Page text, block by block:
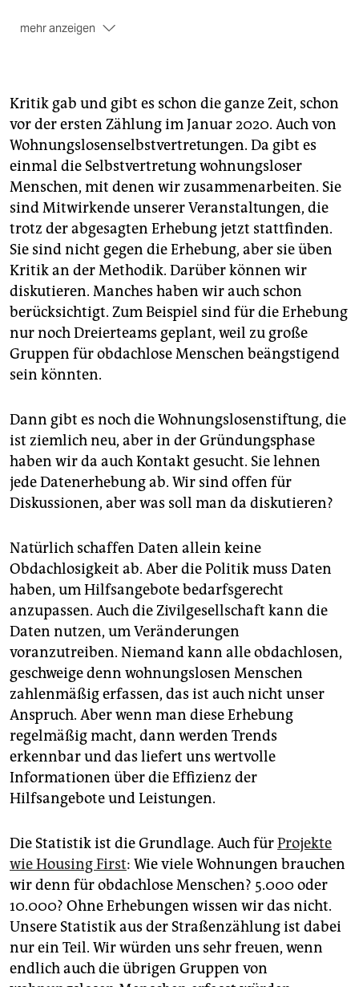
mehr anzeigen
Selbstvertretung wohnungsloser Menschen
organisiert der VskA außerdem am 22. und 24. Juni
die „Zeit für Gespräche“, zu denen obdachlose
Menschen und die bislang angemeldeten Freiwilligen
eingeladen sind.(mah)
Kritik gab und gibt es schon die ganze Zeit, schon
vor der ersten Zählung im Januar 2020. Auch von
Wohnungslosenselbstvertretungen. Da gibt es
einmal die Selbstvertretung wohnungsloser
Menschen, mit denen wir zusammenarbeiten. Sie
sind Mitwirkende unserer Veranstaltungen, die
trotz der abgesagten Erhebung jetzt stattfinden.
Sie sind nicht gegen die Erhebung, aber sie üben
Kritik an der Methodik. Darüber können wir
diskutieren. Manches haben wir auch schon
berücksichtigt. Zum Beispiel sind für die Erhebung
nur noch Dreierteams geplant, weil zu große
Gruppen für obdachlose Menschen beängstigend
sein könnten.
Dann gibt es noch die Wohnungslosenstiftung, die
ist ziemlich neu, aber in der Gründungsphase
haben wir da auch Kontakt gesucht. Sie lehnen
jede Datenerhebung ab. Wir sind offen für
Diskussionen, aber was soll man da diskutieren?
Natürlich schaffen Daten allein keine
Obdachlosigkeit ab. Aber die Politik muss Daten
haben, um Hilfsangebote bedarfsgerecht
anzupassen. Auch die Zivilgesellschaft kann die
Daten nutzen, um Veränderungen
voranzutreiben. Niemand kann alle obdachlosen,
geschweige denn wohnungslosen Menschen
zahlenmäßig erfassen, das ist auch nicht unser
Anspruch. Aber wenn man diese Erhebung
regelmäßig macht, dann werden Trends
erkennbar und das liefert uns wertvolle
Informationen über die Effizienz der
Hilfsangebote und Leistungen.
Die Statistik ist die Grundlage. Auch fürProjekte
wie Housing First: Wie viele Wohnungen brauchen
wir denn für obdachlose Menschen? 5.000 oder
10.000? Ohne Erhebungen wissen wir das nicht.
Unsere Statistik aus der Straßenzählung ist dabei
nur ein Teil. Wir würden uns sehr freuen, wenn
endlich auch die übrigen Gruppen von